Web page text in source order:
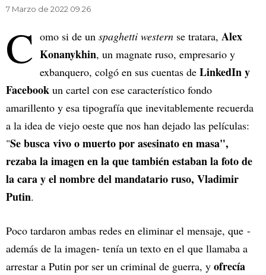
7 Marzo de 2022 09.26
C omo si de un spaghetti western se tratara, Alex
Konanykhin, un magnate ruso, empresario y
exbanquero, colgó en sus cuentas de LinkedIn y
Facebook un cartel con ese característico fondo
amarillento y esa tipografía que inevitablemente recuerda
a la idea de viejo oeste que nos han dejado las películas:
"Se busca vivo o muerto por asesinato en masa",
rezaba la imagen en la que también estaban la foto de
la cara y el nombre del mandatario ruso, Vladimir
Putin.
Poco tardaron ambas redes en eliminar el mensaje, que -
además de la imagen- tenía un texto en el que llamaba a
arrestar a Putin por ser un criminal de guerra, y ofrecía